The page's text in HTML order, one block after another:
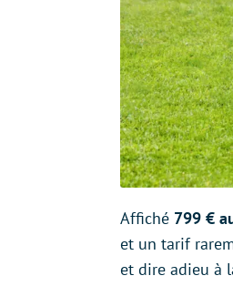
Affiché 799 €
et un tarif
et dire adieu à